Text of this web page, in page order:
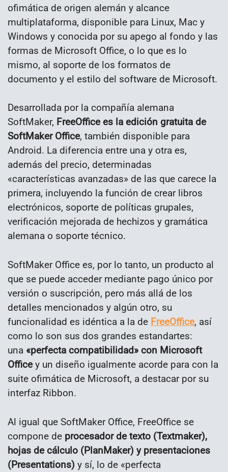
ofimática de origen alemán y alcance
multiplataforma, disponible para Linux, Mac y
Windows y conocida por su apego al fondo y las
formas de Microsoft Office, o lo que es lo
mismo, al soporte de los formatos de
documento y el estilo del software de Microsoft.
Desarrollada por la compañía alemana
SoftMaker, FreeOffice es la edición gratuita de
SoftMaker Office, también disponible para
Android. La diferencia entre una y otra es,
además del precio, determinadas
«características avanzadas» de las que carece la
primera, incluyendo la función de crear libros
electrónicos, soporte de políticas grupales,
verificación mejorada de hechizos y gramática
alemana o soporte técnico.
SoftMaker Office es, por lo tanto, un producto al
que se puede acceder mediante pago único por
versión o suscripción, pero más allá de los
detalles mencionados y algún otro, su
funcionalidad es idéntica a la de FreeOffice, así
como lo son sus dos grandes estandartes:
una «perfecta compatibilidad» con Microsoft
Officey un diseño igualmente acorde para con la
suite ofimática de Microsoft, a destacar por su
interfaz Ribbon.
Al igual que SoftMaker Office, FreeOffice se
compone de procesador de texto (Textmaker),
hojas de cálculo (PlanMaker) y presentaciones
(Presentations) y sí, lo de «perfecta